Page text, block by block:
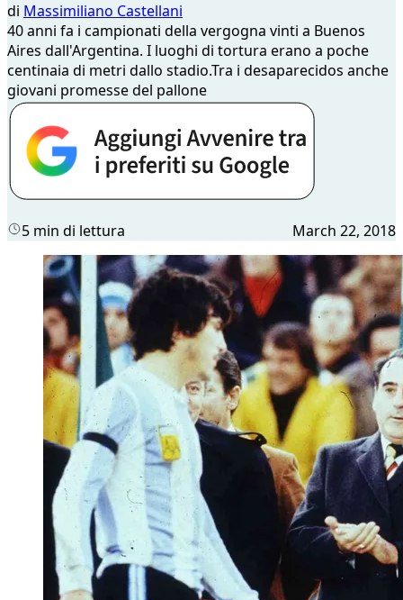
di Massimiliano Castellani
40 anni fa i campionati della vergogna vinti a Buenos
Aires dall'Argentina. I luoghi di tortura erano a poche
centinaia di metri dallo stadio.Tra i desaparecidos anche
giovani promesse del pallone
5 min di lettura March 22, 2018